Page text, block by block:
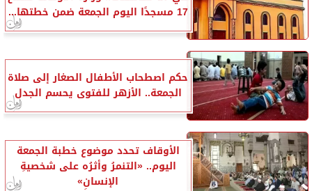
17 مسجدًا اليوم الجمعة ضمن خطتها...
حكم اصطحاب الأطفال الصغار إلى صلاة
الجمعة.. الأزهر للفتوى يحسم الجدل
الأوقاف تحدد موضوع خطبة الجمعة
اليوم.. «التنمرُ وأثرُه على شخصيةِ
الإنسانِ»